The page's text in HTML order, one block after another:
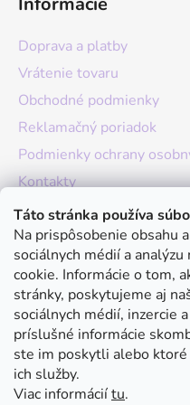
Táto stránka používa
Na prispôsobenie obsahu
sociálnych médií a
cookie. Informácie o tom,
stránky, poskytujeme aj
sociálnych médií, inzercie
príslušné informácie
ste im poskytli alebo
ich služby.
Viac informáciítu.
Doprava a platby
Vrátenie tovaru
Obchodné podmienky
Reklamačný poriadok
Podmienky ochrany
Kontakty
O nás
Hodnotenie obchodu
Moja objednávka
Instagram